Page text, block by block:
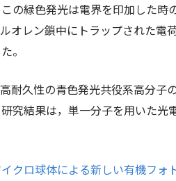
の緑色発光は電界を印加した時
オレン鎖中にトラップされた電
。
耐久性の青色発光共役系高分子
究結果は，単一分子を用いた光
クロ球体による新しい有機フォ